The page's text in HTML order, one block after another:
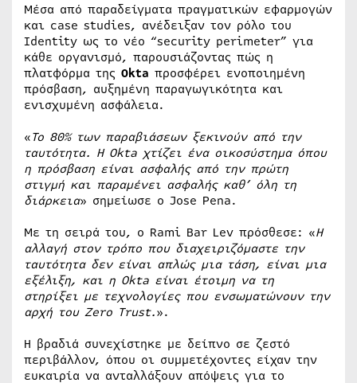
Μέσα από παραδείγματα πραγματικών εφαρμογών
και case studies, ανέδειξαν τον ρόλο του
Identity ως το νέο “security perimeter” για
κάθε οργανισμό, παρουσιάζοντας πώς η
πλατφόρμα της Okta προσφέρει ενοποιημένη
πρόσβαση, αυξημένη παραγωγικότητα και
ενισχυμένη ασφάλεια.
«Το 80% των παραβιάσεων ξεκινούν από την
ταυτότητα. Η Okta χτίζει ένα οικοσύστημα όπου
η πρόσβαση είναι ασφαλής από την πρώτη
στιγμή και παραμένει ασφαλής καθ’ όλη τη
διάρκεια» σημείωσε ο Jose Pena.
Με τη σειρά του, ο Rami Bar Lev πρόσθεσε: «Η
αλλαγή στον τρόπο που διαχειριζόμαστε την
ταυτότητα δεν είναι απλώς μια τάση, είναι μια
εξέλιξη, και η Okta είναι έτοιμη να τη
στηρίξει με τεχνολογίες που ενσωματώνουν την
αρχή του Zero Trust.».
Η βραδιά συνεχίστηκε με δείπνο σε ζεστό
περιβάλλον, όπου οι συμμετέχοντες είχαν την
ευκαιρία να ανταλλάξουν απόψεις για το